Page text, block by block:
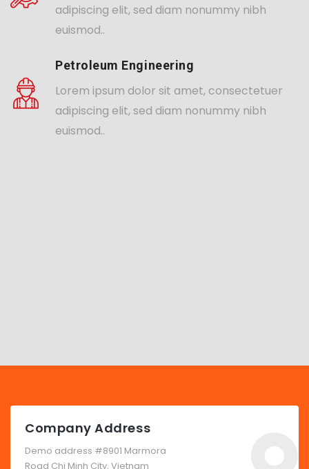
adipiscing elit, sed diam nonummy nibh
euismod..
Petroleum Engineering
Lorem ipsum dolor sit amet, consectetuer
adipiscing elit, sed diam nonummy nibh
euismod..
Company Address
Demo address #8901 Marmora
Road Chi Minh City, Vietnam